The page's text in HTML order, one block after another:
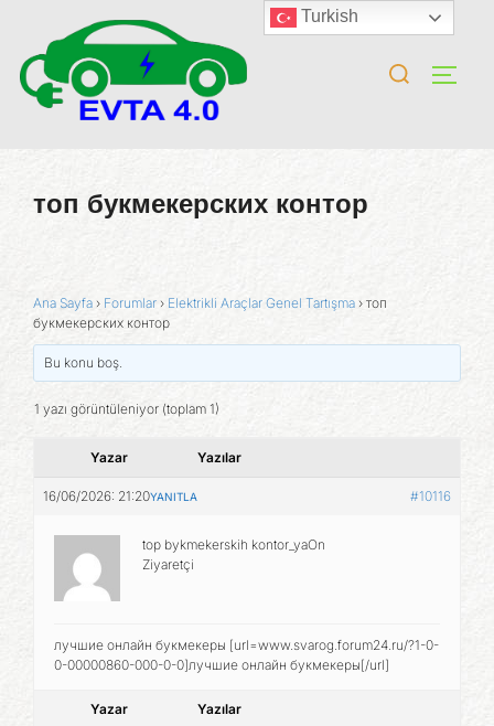
топ букмекерских контор
Ana Sayfa › Forumlar › Elektrikli Araçlar Genel Tartışma › топ
букмекерских контор
Bu konu boş.
1 yazı görüntüleniyor (toplam 1)
Yazar Yazılar
16/06/2026: 21:20 #10116
YANITLA
top bykmekerskih kontor_yaOn
Ziyaretçi
лучшие онлайн букмекеры [url=www.svarog.forum24.ru/?1-0-
0-00000860-000-0-0]лучшие онлайн букмекеры[/url]
Yazar Yazılar
Turkish